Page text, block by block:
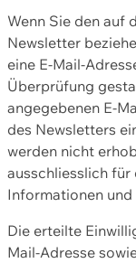
Wenn Sie den auf
Newsletter
eine E-Mail-
Überprüfung
angegebenen E-
des Newsletters
werden nicht
ausschliesslich
Informationen
Die erteilte
Mail-Adresse